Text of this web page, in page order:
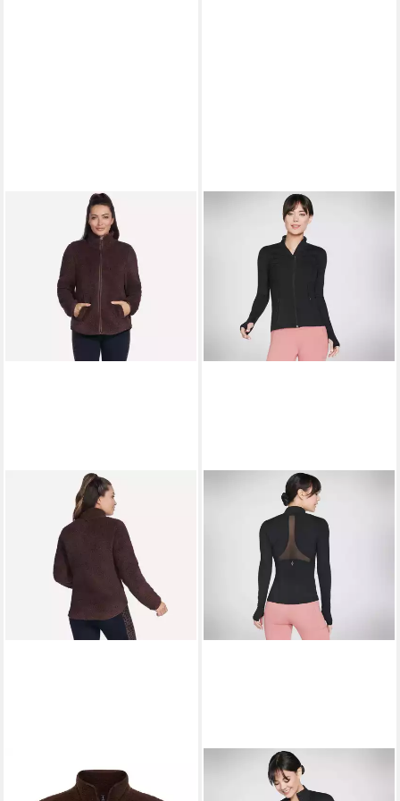
SKECHERSPlüschjacke
SKECH-SHERPA JACKET mit
SKECHERSFunktionsjacke
GOWALK MESH JACKET GO